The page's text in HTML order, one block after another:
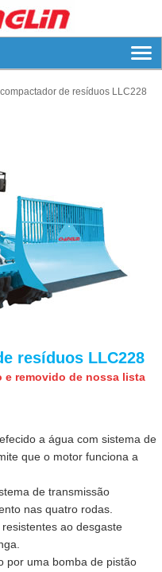
de resíduos LLC228
resíduos LLC228
removido de nossa lista
a água com sistema de
que o motor funciona a
de transmissão
nas quatro rodas.
ao desgaste
por uma bomba de pistão